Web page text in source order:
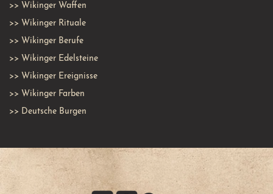
>> Wikinger Waffen
>> Wikinger Rituale
>> Wikinger Berufe
>> Wikinger Edelsteine
>> Wikinger Ereignisse
>> Wikinger Farben
>> Deutsche Burgen